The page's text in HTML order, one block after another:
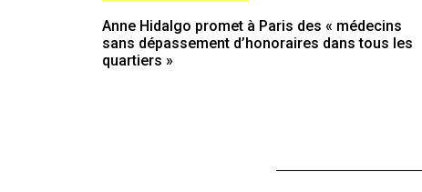
Anne Hidalgo promet à Paris des « médecins
sans dépassement d’honoraires dans tous les
quartiers »